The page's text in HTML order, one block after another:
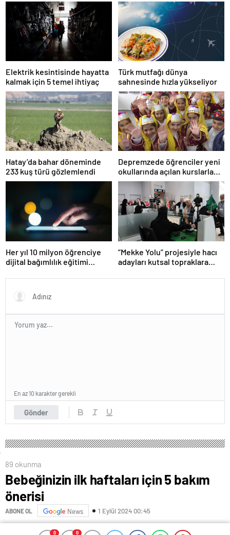
0 0
Elektrik kesintisinde hayatta
kalmak için 5 temel ihtiyaç
Türk mutfağı dünya
sahnesinde hızla yükseliyor
Hatay’da bahar döneminde
233 kuş türü gözlemlendi
Depremzede öğrenciler yeni
okullarında açılan kurslarla
sosyalleşiyor
Her yıl 10 milyon öğrenciye
dijital bağımlılık eğitimi
“Mekke Yolu” projesiyle hacı
adayları kutsal topraklara
Gönder
En az 10 karakter gerekli
89 okunma
Bebeğinizin ilk haftaları için 5 bakım
önerisi
ABONE OL News 1 Eylül 2024 00:45
0 0